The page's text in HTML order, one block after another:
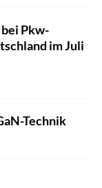
Pkw-
im Juli
Technik